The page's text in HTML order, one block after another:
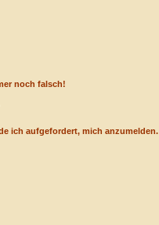
noch falsch!
ich aufgefordert, mich anzumelden.